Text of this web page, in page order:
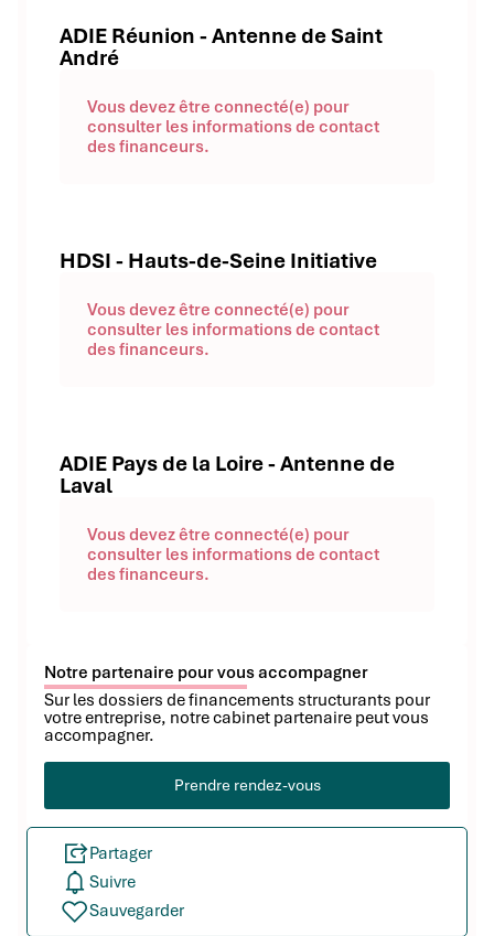
ADIE Réunion - Antenne de Saint
André
Vous devez être connecté(e) pour
consulter les informations de contact
des financeurs.
HDSI - Hauts-de-Seine Initiative
Vous devez être connecté(e) pour
consulter les informations de contact
des financeurs.
ADIE Pays de la Loire - Antenne de
Laval
Vous devez être connecté(e) pour
consulter les informations de contact
des financeurs.
Notre partenaire pour vous accompagner
Sur les dossiers de financements structurants pour
votre entreprise, notre cabinet partenaire peut vous
accompagner.
Prendre rendez-vous
Partager
Suivre
Sauvegarder